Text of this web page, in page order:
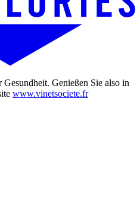
Genießen Sie also in
www.vinetsociete.fr